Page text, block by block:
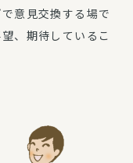
意見交換する場で
、期待しているこ